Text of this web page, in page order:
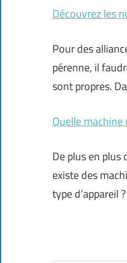
Découvrez les
Pour des
pérenne, il
sont propres.
Quelle
De plus en
existe des
type d’appareil